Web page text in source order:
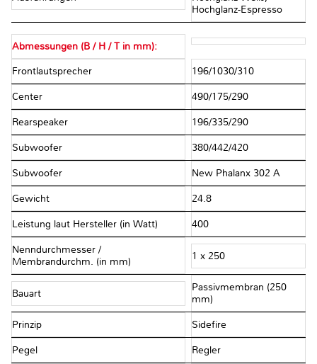
Hochglanz-Espresso
Abmessungen (B / H / T in mm):
Frontlautsprecher 196/1030/310
Center 490/175/290
Rearspeaker 196/335/290
Subwoofer 380/442/420
Subwoofer New Phalanx 302 A
Gewicht 24.8
Leistung laut Hersteller (in Watt) 400
Nenndurchmesser /
Membrandurchm. (in mm)
1 x 250
Bauart
Passivmembran (250
mm)
Prinzip Sidefire
Pegel Regler